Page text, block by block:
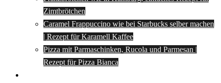
Zimtbrötchen
Caramel Frappuccino wie bei Starbucks selber machen
| Rezept für Karamell Kaffee
Pizza mit Parmaschinken, Rucola und Parmesan |
Rezept für Pizza Bianca